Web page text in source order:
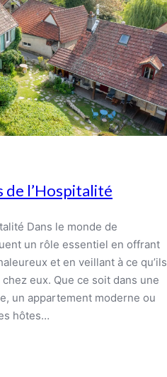
de l’Hospitalité
Dans le monde de
un rôle essentiel en offrant
et en veillant à ce qu’ils
eux. Que ce soit dans une
un appartement moderne ou
hôtes…